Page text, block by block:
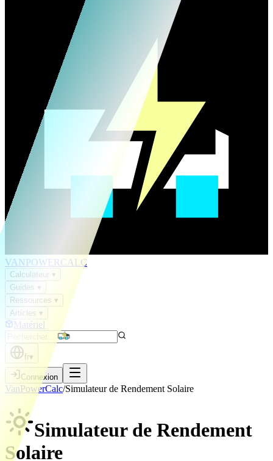
VAN POWERCALC
Calculateur ▾
Guides ▾
Ressources ▾
Articles ▾
Matériel
fr▾
Connexion
VanPowerCalc/Simulateur de Rendement Solaire
Simulateur de Rendement
Solaire